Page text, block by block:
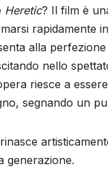
Heretic? Il film è
rapidamente
alla
nello
riesce a
segnando un
generazione.